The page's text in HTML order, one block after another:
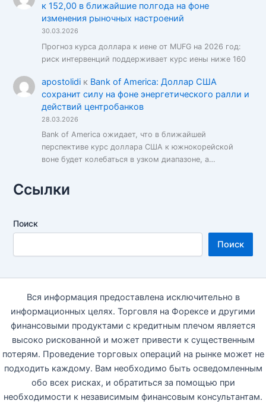
к 152,00 в ближайшие полгода на фоне
изменения рыночных настроений
30.03.2026
Прогноз курса доллара к иене от MUFG на 2026 год:
риск интервенций поддерживает курс иены ниже 160
apostolidiк Bank of America: Доллар США
сохранит силу на фоне энергетического ралли и
действий центробанков
28.03.2026
Bank of America ожидает, что в ближайшей
перспективе курс доллара США к южнокорейской
воне будет колебаться в узком диапазоне, а…
Ссылки
Поиск
Поиск
Вся информация предоставлена исключительно в
информационных целях. Торговля на Форексе и другими
финансовыми продуктами с кредитным плечом является
высоко рискованной и может привести к существенным
потерям. Проведение торговых операций на рынке может не
подходить каждому. Вам необходимо быть осведомленным
обо всех рисках, и обратиться за помощью при
необходимости к независимым финансовым консультантам.